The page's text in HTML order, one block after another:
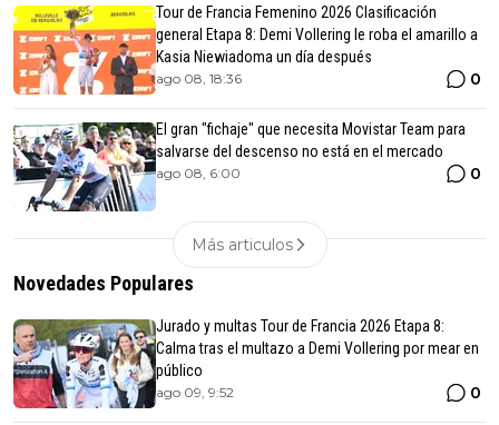
Tour de Francia Femenino 2026 Clasificación
general Etapa 8: Demi Vollering le roba el amarillo a
Kasia Niewiadoma un día después
ago 08, 18:36 0
El gran "fichaje" que necesita Movistar Team para
salvarse del descenso no está en el mercado
ago 08, 6:00 0
Más articulos
Novedades Populares
Jurado y multas Tour de Francia 2026 Etapa 8:
Calma tras el multazo a Demi Vollering por mear en
público
ago 09, 9:52 0